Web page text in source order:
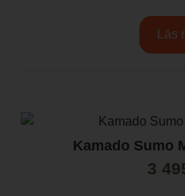
Läs
Kamado Sumo
3